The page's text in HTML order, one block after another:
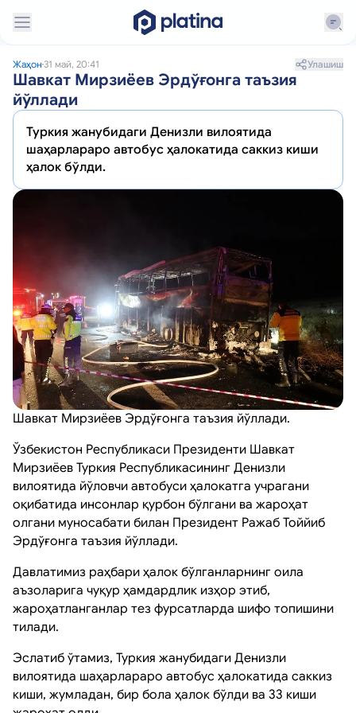
Жаҳон 31 май, 20:41 Улашиш
Шавкат Мирзиёев Эрдўғонга таъзия
йўллади
Туркия жанубидаги Денизли вилоятида
шаҳарлараро автобус ҳалокатида саккиз киши
ҳалок бўлди.
Шавкат Мирзиёев Эрдўғонга таъзия йўллади.
Ўзбекистон Республикаси Президенти Шавкат
Мирзиёев Туркия Республикасининг Денизли
вилоятида йўловчи автобуси ҳалокатга учрагани
оқибатида инсонлар қурбон бўлгани ва жароҳат
олгани муносабати билан Президент Ражаб Тоййиб
Эрдўғонга таъзия йўллади.
Давлатимиз раҳбари ҳалок бўлганларнинг оила
аъзоларига чуқур ҳамдардлик изҳор этиб,
жароҳатланганлар тез фурсатларда шифо топишини
тилади.
Эслатиб ўтамиз, Туркия жанубидаги Денизли
вилоятида шаҳарлараро автобус ҳалокатида саккиз
киши, жумладан, бир бола ҳалок бўлди ва 33 киши